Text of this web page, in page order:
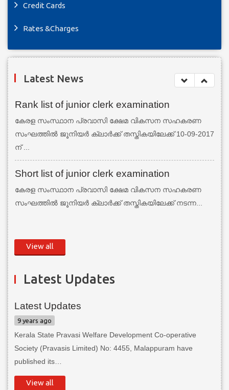
Credit Cards
Rates &Charges
Latest News
Rank list of junior clerk examination
കേരള സംസ്ഥാന പ്രവാസി ക്ഷേമ വികസന സഹകരണ
സംഘത്തില്‍ ജൂനിയര്‍ ക്ലാര്‍ക്ക് തസ്തികയിലേക്ക് 10-09-2017
ന് ...
Short list of junior clerk examination
കേരള സംസ്ഥാന പ്രവാസി ക്ഷേമ വികസന സഹകരണ
സംഘത്തില്‍ ജൂനിയര്‍ ക്ലാര്‍ക്ക് തസ്തികയിലേക്ക് നടന്ന...
View all
Latest Updates
Latest Updates
9 years ago
Kerala State Pravasi Welfare Development Co-operative
Society (Pravasis Limited) No: 4455, Malappuram have
published its…
View all